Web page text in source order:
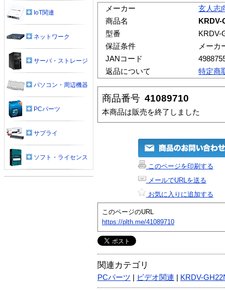
メーカー
玄人志
商品名
KRDV-
型番
KRDV-
保証条件
メーカ
JANコード
返品について
特定商
商品番号 41089710
本商品は販売を終了しました
このページを印刷する
メールでURLを送る
お気に入りに追加する
このページのURL
https://plth.me/41089710
関連カテゴリ
PCパーツ ビデオ関連 KRDV-
IoT関連
ネットワーク
サーバ・ストレージ
パソコン・周辺機器
PCパーツ
サプライ
ソフト・ライセンス